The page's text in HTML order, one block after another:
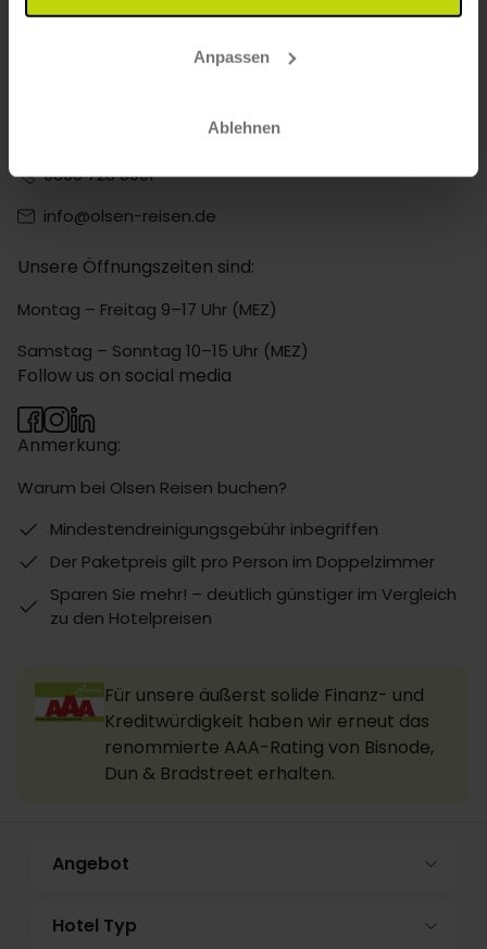
Anpassen
Ablehnen
Viele Hotels in Osterurlaub in Dänemark bieten attraktive
0800 723 8001
info@olsen-reisen.de
Unsere Öffnungszeiten sind:
Montag – Freitag 9–17 Uhr (MEZ)
Samstag – Sonntag 10–15 Uhr (MEZ)
Anmerkung:
Warum bei Olsen Reisen buchen?
Mindestendreinigungsgebühr inbegriffen
Der Paketpreis gilt pro Person im Doppelzimmer
Sparen Sie mehr! – deutlich günstiger im Vergleich
zu den Hotelpreisen
Follow us on social media
Für unsere äußerst solide Finanz- und
Kreditwürdigkeit haben wir erneut das
renommierte AAA-Rating von Bisnode,
Dun & Bradstreet erhalten.
Angebot
Hotel Typ